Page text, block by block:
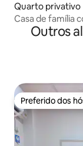
Quarto privativo
Casa de família
cozinha.
Outros
Preferido dos
Preferido dos